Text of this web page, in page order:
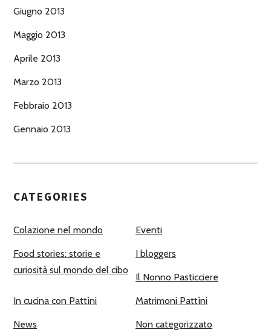
Giugno 2013
Maggio 2013
Aprile 2013
Marzo 2013
Febbraio 2013
Gennaio 2013
CATEGORIES
Colazione nel mondo Eventi
Food stories: storie e
curiosità sul mondo del cibo
I bloggers
Il Nonno Pasticciere
In cucina con Pattìni Matrimoni Pattìni
News Non categorizzato